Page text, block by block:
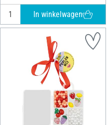
In winkelwagen